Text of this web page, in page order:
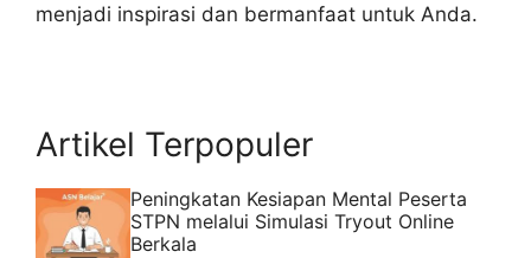
menjadi inspirasi dan bermanfaat untuk Anda.
Artikel Terpopuler
Peningkatan Kesiapan Mental Peserta
STPN melalui Simulasi Tryout Online
Berkala